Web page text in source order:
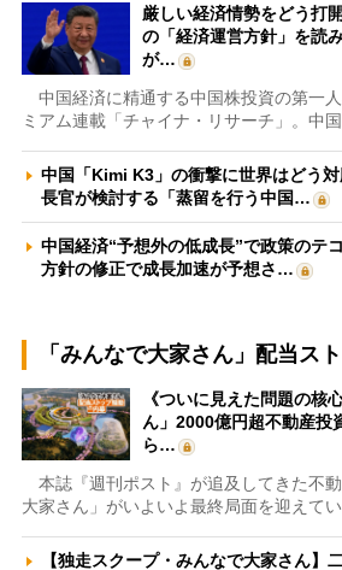
厳しい経済情勢をどう打
の「経済運営方針」を読
が…
中国経済に精通する中国株投資の第一
ミアム連載「チャイナ・リサーチ」。中
中国「Kimi K3」の衝撃に世界はどう
長官が検討する「蒸留を行う中国…
中国経済“予想外の低成長”で政策の
方針の修正で成長加速が予想さ…
「みんなで大家さん」配当ス
《ついに見えた問題の核
ん」2000億円超不動産投
ら…
本誌『週刊ポスト』が追及してきた不
大家さん」がいよいよ最終局面を迎えて
【独走スクープ・みんなで大家さん】